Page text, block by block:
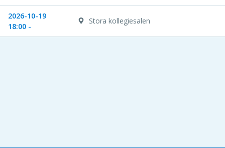
2026-10-19
18:00 -
Stora kollegiesalen